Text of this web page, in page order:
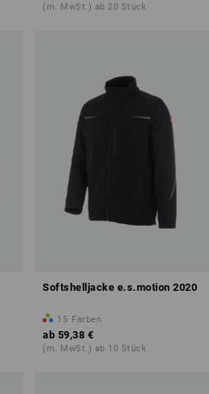
(m. MwSt.) ab 20 Stück
Softshelljacke e.s.motion 2020
15 Farben
ab 59,38 €
(m. MwSt.) ab 10 Stück